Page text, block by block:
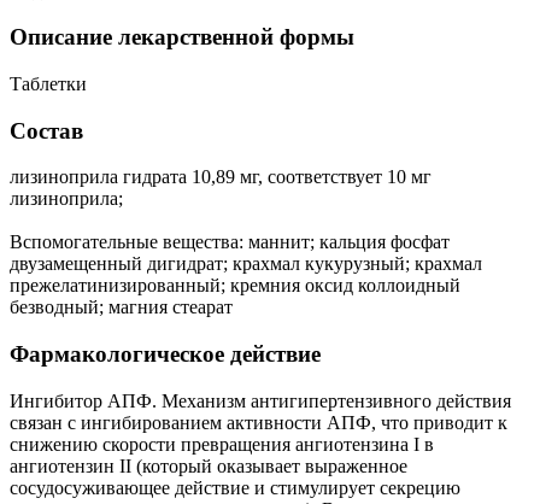
Описание лекарственной формы
Таблетки
Состав
лизиноприла гидрата 10,89 мг, соответствует 10 мг
лизиноприла;
Вспомогательные вещества: маннит; кальция фосфат
двузамещенный дигидрат; крахмал кукурузный; крахмал
прежелатинизированный; кремния оксид коллоидный
безводный; магния стеарат
Фармакологическое действие
Ингибитор АПФ. Механизм антигипертензивного действия
связан с ингибированием активности АПФ, что приводит к
снижению скорости превращения ангиотензина I в
ангиотензин II (который оказывает выраженное
сосудосуживающее действие и стимулирует секрецию